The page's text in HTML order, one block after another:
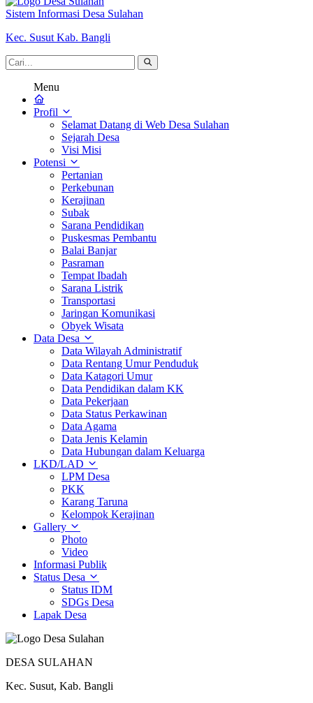
Sistem Informasi Desa Sulahan
Kec. Susut Kab. Bangli
Menu
Profil
Selamat Datang di Web Desa Sulahan
Sejarah Desa
Visi Misi
Potensi
Pertanian
Perkebunan
Kerajinan
Subak
Sarana Pendidikan
Puskesmas Pembantu
Balai Banjar
Pasraman
Tempat Ibadah
Sarana Listrik
Transportasi
Jaringan Komunikasi
Obyek Wisata
Data Desa
Data Wilayah Administratif
Data Rentang Umur Penduduk
Data Katagori Umur
Data Pendidikan dalam KK
Data Pekerjaan
Data Status Perkawinan
Data Agama
Data Jenis Kelamin
Data Hubungan dalam Keluarga
LKD/LAD
LPM Desa
PKK
Karang Taruna
Kelompok Kerajinan
Gallery
Photo
Video
Informasi Publik
Status Desa
Status IDM
SDGs Desa
Lapak Desa
DESA SULAHAN
Kec. Susut, Kab. Bangli